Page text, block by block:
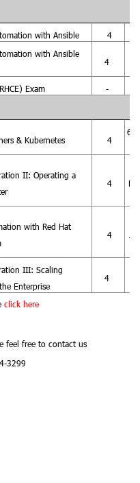
with Ansible 4
with Ansible
4
Exam -
& Kubernetes 4
6-
II: Operating a
4
with Red Hat
4
III: Scaling
Enterprise
4
click here
feel free to contact us
3299